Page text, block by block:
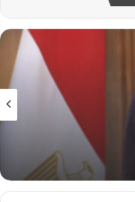
وزيرة التضامن الاجتماعي تتابع حادث نفق الودي
وتوجه بصرف